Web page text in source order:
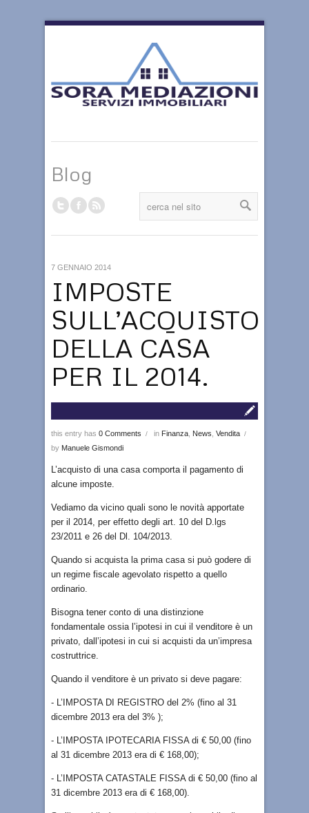
Blog
IMPOSTE
SULL’ACQUISTO
DELLA CASA
PER IL 2014.
this entry has 0 Comments / in Finanza News Vendita /
by Manuele Gismondi
7 GENNAIO 2014
L’acquisto di una casa comporta il pagamento di
alcune imposte.
Vediamo da vicino quali sono le novità apportate
per il 2014, per effetto degli art. 10 del D.lgs
23/2011 e 26 del Dl. 104/2013.
Quando si acquista la prima casa si può godere di
un regime fiscale agevolato rispetto a quello
ordinario.
Bisogna tener conto di una distinzione
fondamentale ossia l’ipotesi in cui il venditore è un
privato, dall’ipotesi in cui si acquisti da un’impresa
costruttrice.
Quando il venditore è un privato si deve pagare:
- L’IMPOSTA DI REGISTRO del 2% (fino al 31
dicembre 2013 era del 3% );
- L’IMPOSTA IPOTECARIA FISSA di € 50,00 (fino
al 31 dicembre 2013 era di € 168,00);
- L’IMPOSTA CATASTALE FISSA di € 50,00 (fino al
31 dicembre 2013 era di € 168,00).